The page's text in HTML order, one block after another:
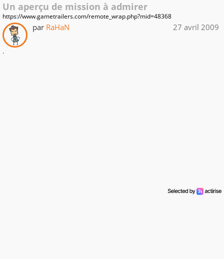
Un aperçu de mission à admirer
https://www.gametrailers.com/remote_wrap.php?mid=48368
par RaHaN 27 avril 2009
.